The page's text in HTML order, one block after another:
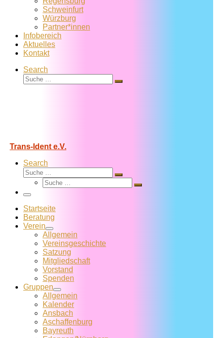
Schweinfurt
Würzburg
Partner*innen
Infobereich
Aktuelles
Kontakt
Search
Suche
Suche
Trans-Ident e.V.
Search
Suche
Suche
Suche
Suche
Menü
Startseite
Beratung
Verein
Allgemein
Vereins­geschichte
Satzung
Mitglied­schaft
Vorstand
Spenden
Gruppen
Allgemein
Kalender
Ansbach
Aschaffenburg
Bayreuth